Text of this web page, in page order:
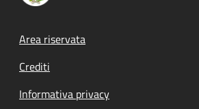
Footer menu
Area riservata
Crediti
Informativa privacy